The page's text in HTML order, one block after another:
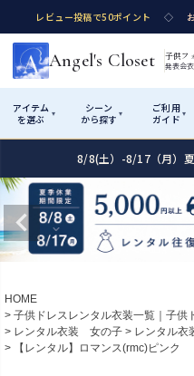
レビュー投稿で50ポイント ◇
Angel's Closet 子供フ
発表会
アイテム
を選ぶ
▾
シーン
から探す ▾
ご利用
ガイド ▾
Shop by Category
カテゴリ詳細→
Rentalレンタル
Shop by Occasion
性別・サ
How It Works
Startはじめに
01
02 サイズの選び方
測り方と目安
Visit Us8/8(土）-8/17（月）
HOME
子供ドレスレンタル衣装一覧｜子供
レンタル衣装 女の子
レンタル
【レンタル】ロマンス(rmc)ピンク